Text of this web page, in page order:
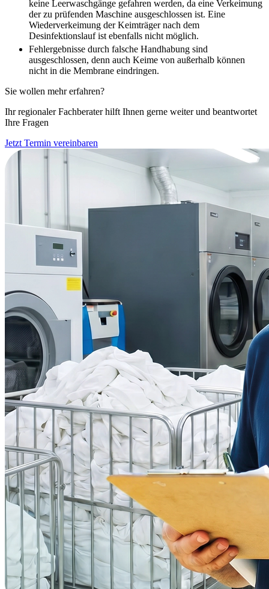
keine Leerwaschgänge gefahren werden, da eine Verkeimung
der zu prüfenden Maschine ausgeschlossen ist. Eine
Wiederverkeimung der Keimträger nach dem
Desinfektionslauf ist ebenfalls nicht möglich.
Fehlergebnisse durch falsche Handhabung sind
ausgeschlossen, denn auch Keime von außerhalb können
nicht in die Membrane eindringen.
Sie wollen mehr erfahren?
Ihr regionaler Fachberater hilft Ihnen gerne weiter und beantwortet
Ihre Fragen
Jetzt Termin vereinbaren